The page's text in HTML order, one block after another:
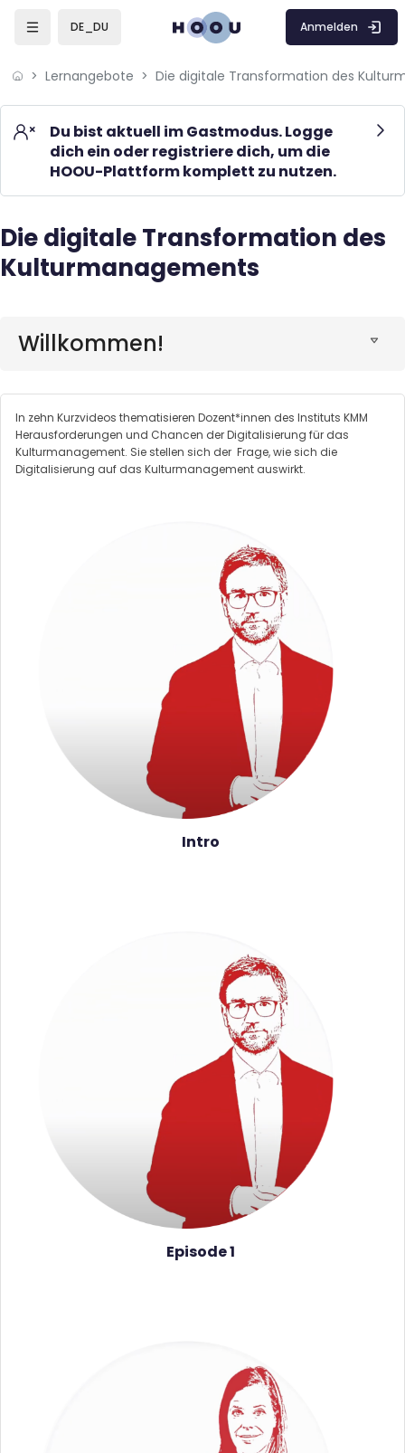
Skip to sidebar navigation menu
Skip to mobile navigation menu
DE_DU Anmelden
Lernangebote
Du bist aktuell im Gastmodus. Logge
dich ein oder registriere dich, um die
HOOU-Plattform komplett zu nutzen.
Blöcke
Die digitale Transformation des
Kulturmanagements
Blöcke
Willkommen!
In zehn Kurzvideos thematisieren Dozent*innen des Instituts KMM
Herausforderungen und Chancen der Digitalisierung für das
Kulturmanagement. Sie stellen sich der Frage, wie sich die
Digitalisierung auf das Kulturmanagement auswirkt.
Intro
Episode 1